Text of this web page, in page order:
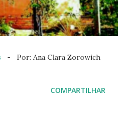
- Por: Ana Clara Zorowich
COMPARTILHAR